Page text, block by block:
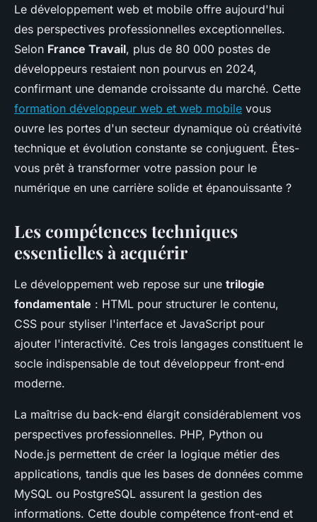
Charlotte•23 février 2026• 7 min de lecture
Le développement web et mobile offre aujourd'hui
des perspectives professionnelles exceptionnelles.
Selon France Travail, plus de 80 000 postes de
développeurs restaient non pourvus en 2024,
confirmant une demande croissante du marché. Cette
formation développeur web et web mobile vous
ouvre les portes d'un secteur dynamique où créativité
technique et évolution constante se conjuguent. Êtes-
vous prêt à transformer votre passion pour le
numérique en une carrière solide et épanouissante ?
Les compétences techniques
essentielles à acquérir
Le développement web repose sur une trilogie
fondamentale : HTML pour structurer le contenu,
CSS pour styliser l'interface et JavaScript pour
ajouter l'interactivité. Ces trois langages constituent le
socle indispensable de tout développeur front-end
moderne.
La maîtrise du back-end élargit considérablement vos
perspectives professionnelles. PHP, Python ou
Node.js permettent de créer la logique métier des
applications, tandis que les bases de données comme
MySQL ou PostgreSQL assurent la gestion des
informations. Cette double compétence front-end et